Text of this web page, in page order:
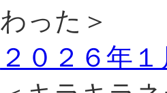
わった＞
２０２６年